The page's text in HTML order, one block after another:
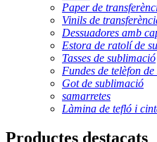
Paper de
Vinils de
Dessuadores amb
Estora de ratolí de
Tasses de sublimació
Fundes de telèfon
Got de sublimació
samarretes
Làmina de tefló i
Productes destacats